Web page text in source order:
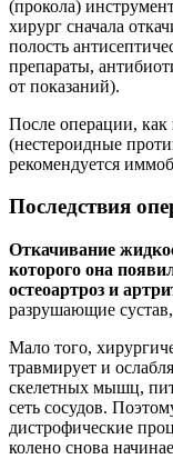
(прокола)
хирург сначала
полость
препараты,
от показаний).
После операции,
(нестероидные
рекомендуется
Последствия
Откачивание
которого она
остеоартроз и
разрушающие
Мало того,
травмирует и
скелетных мышц,
сеть сосудов.
дистрофические
колено снова